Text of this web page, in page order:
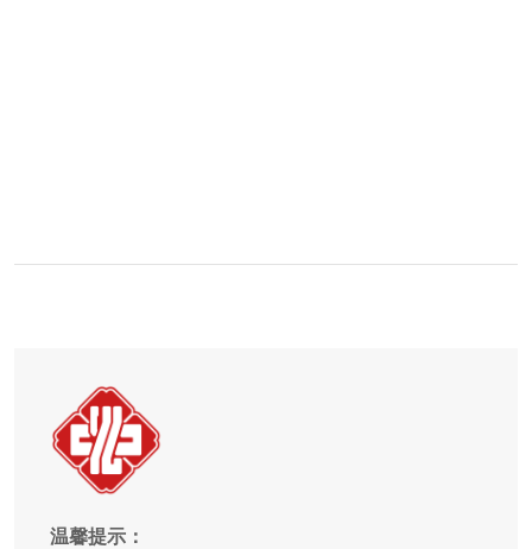
温馨提示：